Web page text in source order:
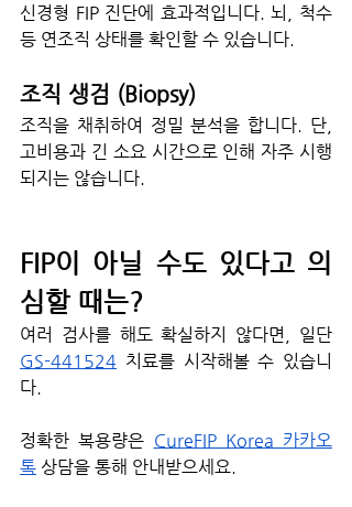
신경형 FIP 진단에 효과적입니다. 뇌, 척수
등 연조직 상태를 확인할 수 있습니다.
조직 생검 (Biopsy)
조직을 채취하여 정밀 분석을 합니다. 단,
고비용과 긴 소요 시간으로 인해 자주 시행
되지는 않습니다.
FIP이 아닐 수도 있다고 의
심할 때는?
GS-441524 치료를 시작해볼 수 있습니
다.
정확한 복용량은 CureFIP Korea 카카오
톡 상담을 통해 안내받으세요.